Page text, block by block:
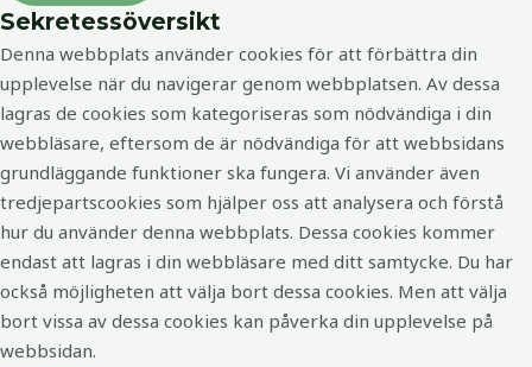
Sekretessöversikt
Denna webbplats använder cookies för att förbättra din
upplevelse när du navigerar genom webbplatsen. Av dessa
lagras de cookies som kategoriseras som nödvändiga i din
webbläsare, eftersom de är nödvändiga för att webbsidans
grundläggande funktioner ska fungera. Vi använder även
tredjepartscookies som hjälper oss att analysera och förstå
hur du använder denna webbplats. Dessa cookies kommer
endast att lagras i din webbläsare med ditt samtycke. Du har
också möjligheten att välja bort dessa cookies. Men att välja
bort vissa av dessa cookies kan påverka din upplevelse på
webbsidan.